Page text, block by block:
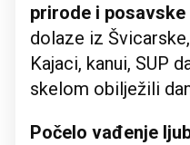
prirode i
dolaze iz
Kajaci, kanui, SUP
skelom obilježili
Počelo vađenje